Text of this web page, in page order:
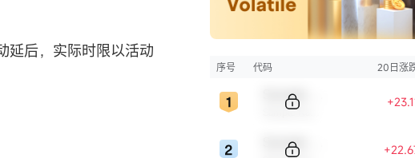
延后，实际时限以活动
序号 代码 20日涨